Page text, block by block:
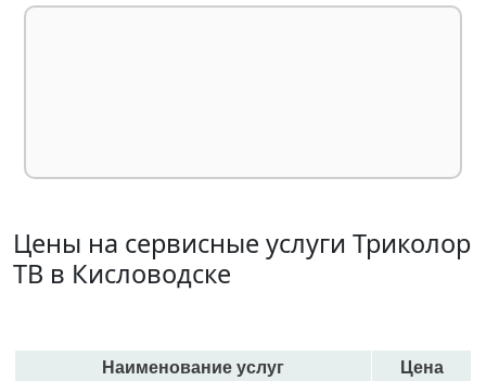
Цены на сервисные услуги Триколор
ТВ в Кисловодске
Наименование услуг
Цена